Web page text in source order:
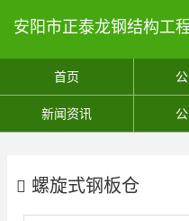
安阳市正泰龙钢结构工
首页
新闻资讯
螺旋式钢板仓